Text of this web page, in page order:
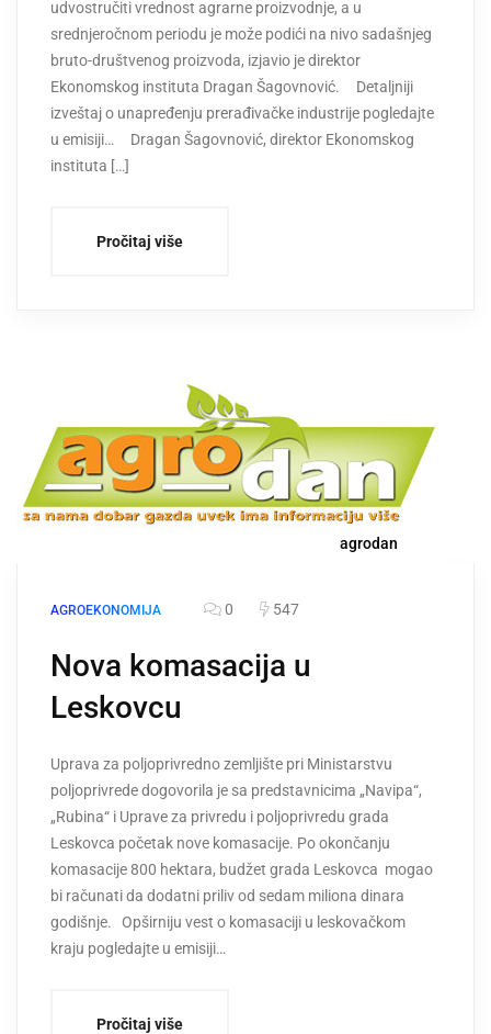
udvostručiti vrednost agrarne proizvodnje, a u
srednjeročnom periodu je može podići na nivo sadašnjeg
bruto-društvenog proizvoda, izjavio je direktor
Ekonomskog instituta Dragan Šagovnović. Detaljniji
izveštaj o unapređenju prerađivačke industrije pogledajte
u emisiji… Dragan Šagovnović, direktor Ekonomskog
instituta […]
Pročitaj više
agrodan
AGROEKONOMIJA 0 547
Nova komasacija u
Leskovcu
Uprava za poljoprivredno zemljište pri Ministarstvu
poljoprivrede dogovorila je sa predstavnicima „Navipa“,
„Rubina“ i Uprave za privredu i poljoprivredu grada
Leskovca početak nove komasacije. Po okončanju
komasacije 800 hektara, budžet grada Leskovca mogao
bi računati da dodatni priliv od sedam miliona dinara
godišnje. Opširniju vest o komasaciji u leskovačkom
kraju pogledajte u emisiji…
Pročitaj više